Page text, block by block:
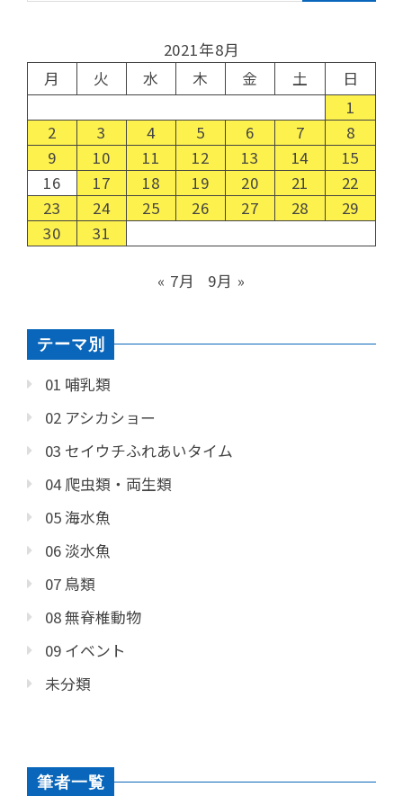
2021年8月
月
火 水 木 金 土
日
1
2
3 4 5 6 7
8
9
10 11 12 13 14
15
16
17 18 19 20 21
22
23
24 25 26 27 28
29
30
31
« 7月 9月 »
テーマ別
01 哺乳類
02 アシカショー
03 セイウチふれあいタイム
04 爬虫類・両生類
05 海水魚
06 淡水魚
07 鳥類
08 無脊椎動物
09 イベント
未分類
筆者一覧